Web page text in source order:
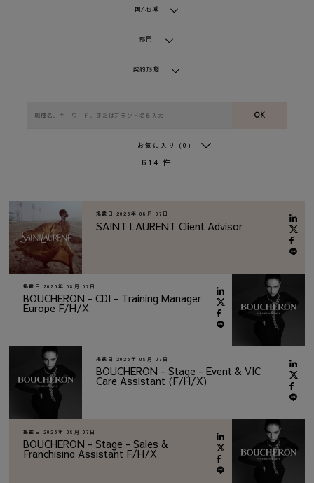
国/地域
部門
契約形態
OK
お気に入り (0)
614 件
掲載日 2026年 08月 07日
SAINT LAURENT Client Advisor
掲載日 2026年 08月 07日
BOUCHERON - CDI - Training Manager
Europe F/H/X
掲載日 2026年 08月 07日
BOUCHERON - Stage - Event & VIC
Care Assistant (F/H/X)
掲載日 2026年 08月 07日
BOUCHERON - Stage - Sales &
Franchising Assistant F/H/X